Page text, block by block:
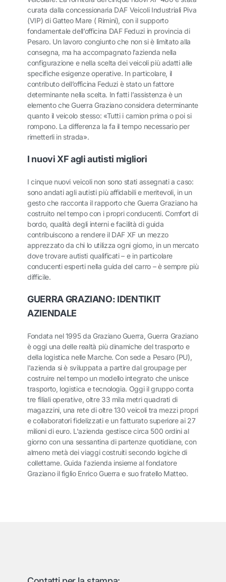
curata dalla concessionaria DAF Veicoli Industriali Piva
(VIP) di Gatteo Mare ( Rimini), con il supporto
fondamentale dell’officina DAF Feduzi in provincia di
Pesaro. Un lavoro congiunto che non si è limitato alla
consegna, ma ha accompagnato l’azienda nella
configurazione e nella scelta dei veicoli più adatti alle
specifiche esigenze operative. In particolare, il
contributo dell’officina Feduzi è stato un fattore
determinante nella scelta. In fatti l’assistenza è un
elemento che Guerra Graziano considera determinante
quanto il veicolo stesso: «Tutti i camion prima o poi si
rompono. La differenza la fa il tempo necessario per
rimetterli in strada».
I nuovi XF agli autisti migliori
I cinque nuovi veicoli non sono stati assegnati a caso:
sono andati agli autisti più affidabili e meritevoli, in un
gesto che racconta il rapporto che Guerra Graziano ha
costruito nel tempo con i propri conducenti. Comfort di
bordo, qualità degli interni e facilità di guida
contribuiscono a rendere il DAF XF un mezzo
apprezzato da chi lo utilizza ogni giorno, in un mercato
dove trovare autisti qualificati – e in particolare
conducenti esperti nella guida del carro – è sempre più
difficile.
GUERRA GRAZIANO: IDENTIKIT
AZIENDALE
Fondata nel 1995 da Graziano Guerra, Guerra Graziano
è oggi una delle realtà più dinamiche del trasporto e
della logistica nelle Marche. Con sede a Pesaro (PU),
l'azienda si è sviluppata a partire dal groupage per
costruire nel tempo un modello integrato che unisce
trasporto, logistica e tecnologia. Oggi il gruppo conta
tre filiali operative, oltre 33 mila metri quadrati di
magazzini, una rete di oltre 130 veicoli tra mezzi propri
e collaboratori fidelizzati e un fatturato superiore ai 27
milioni di euro. L'azienda gestisce circa 500 ordini al
giorno con una sessantina di partenze quotidiane, con
almeno metà dei viaggi costruiti secondo logiche di
collettame. Guida l'azienda insieme al fondatore
Graziano il figlio Enrico Guerra e suo fratello Matteo.